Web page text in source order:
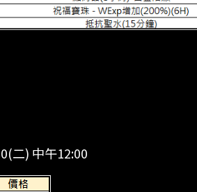
二) 中午12:00